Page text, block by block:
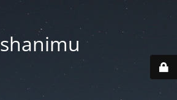
shanimu